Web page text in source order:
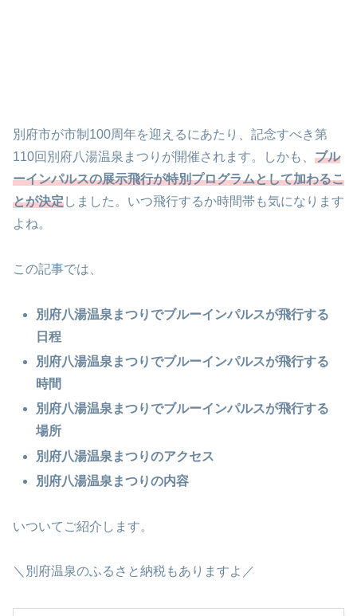
別府市が市制100周年を迎えるにあたり、記念すべき第
110回別府八湯温泉まつりが開催されます。しかも、 ブル
ーインパルスの展示飛行が特別プログラムとして加わるこ
とが決定しました。いつ飛行するか時間帯も気になります
よね。
この記事では、
別府八湯温泉まつりでブルーインパルスが飛行する
日程
別府八湯温泉まつりでブルーインパルスが飛行する
時間
別府八湯温泉まつりでブルーインパルスが飛行する
場所
別府八湯温泉まつりのアクセス
別府八湯温泉まつりの内容
いついてご紹介します。
＼別府温泉のふるさと納税もありますよ／